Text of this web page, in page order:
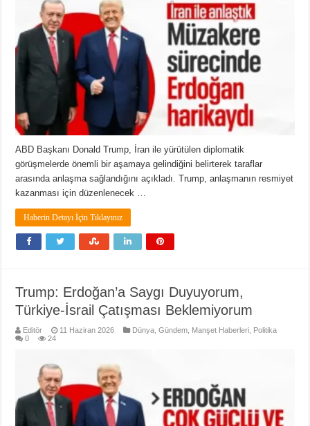
ABD Başkanı Donald Trump, İran ile yürütülen diplomatik
görüşmelerde önemli bir aşamaya gelindiğini belirterek taraflar
arasında anlaşma sağlandığını açıkladı. Trump, anlaşmanın resmiyet
kazanması için düzenlenecek …
Haberin Detayı İçin Tıklayınız
Trump: Erdoğan’a Saygı Duyuyorum,
Türkiye-İsrail Çatışması Beklemiyorum
Editör 11 Haziran 2026 Dünya ,Gündem Manşet Haberleri
Politika
0
24